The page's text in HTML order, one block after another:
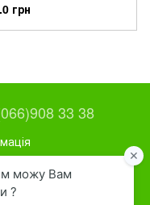
грн
33 38
обладнання